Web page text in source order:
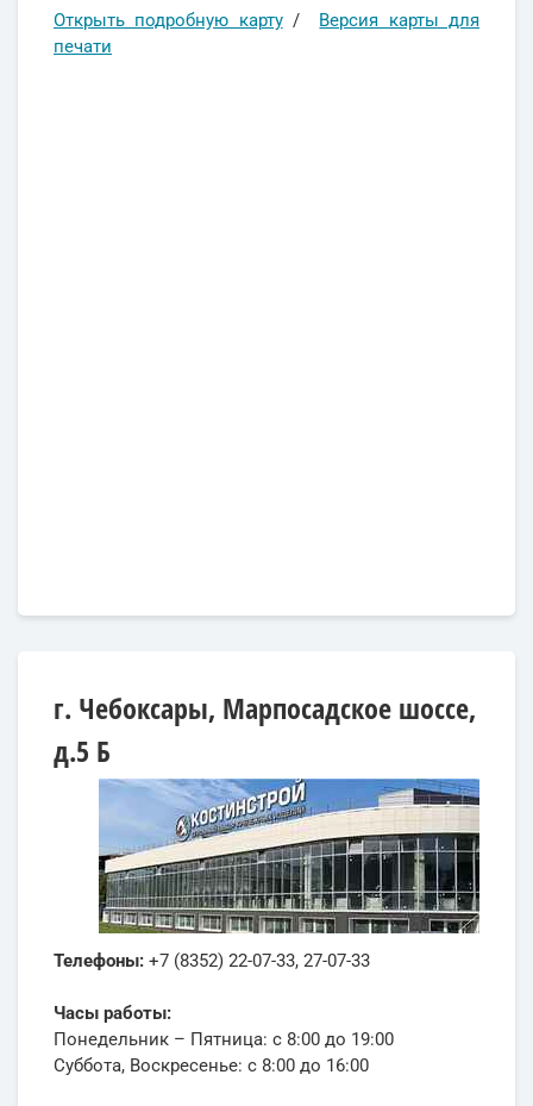
Открыть подробную карту/ Версия карты для
печати
г. Чебоксары, Марпосадское шоссе,
д.5 Б
Телефоны: +7 (8352) 22-07-33, 27-07-33
Часы работы:
Понедельник – Пятница: с 8:00 до 19:00
Суббота, Воскресенье: с 8:00 до 16:00